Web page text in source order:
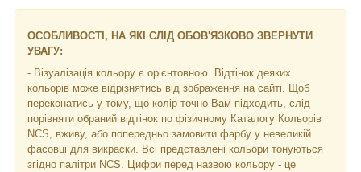
ОСОБЛИВОСТІ, НА ЯКІ СЛІД ОБОВ'ЯЗКОВО ЗВЕРНУТИ
УВАГУ:
- Візуалізація кольору є орієнтовною. Відтінок деяких
кольорів може відрізнятись від зображення на сайті. Щоб
переконатись у тому, що колір точно Вам підходить, слід
порівняти обраний відтінок по фізичному Каталогу Кольорів
NCS, вживу, або попередньо замовити фарбу у невеликій
фасовці для викраски. Всі представлені кольори тонуються
згідно палітри NCS. Цифри перед назвою кольору - це